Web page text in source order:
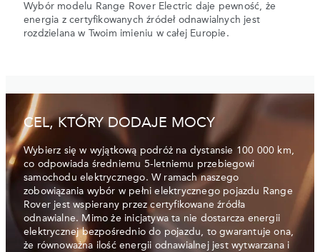
Wybór modelu Range Rover Electric daje pewność, że
energia z certyfikowanych źródeł odnawialnych jest
rozdzielana w Twoim imieniu w całej Europie.
CEL, KTÓRY DODAJE MOCY
Wybierz się w wyjątkową podróż na dystansie 100 000 km,
co odpowiada średniemu 5-letniemu przebiegowi
samochodu elektrycznego. W ramach naszego
zobowiązania wybór w pełni elektrycznego pojazdu Range
Rover jest wspierany przez certyfikowane źródła
odnawialne. Mimo że inicjatywa ta nie dostarcza energii
elektrycznej bezpośrednio do pojazdu, to gwarantuje ona,
że równoważna ilość energii odnawialnej jest wytwarzana i